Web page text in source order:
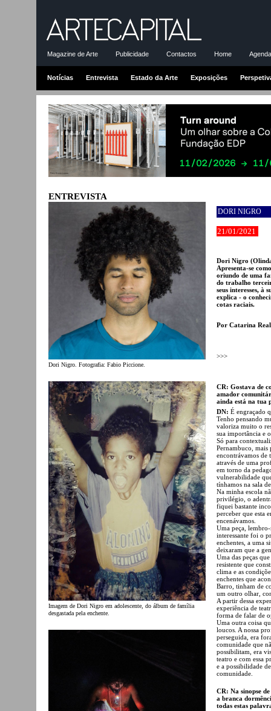
Magazine de Arte Publicidade Contactos Home
Notícias Entrevista Estado da Arte Exposições
ENTREVISTA
Dori Nigro. Fotografia: Fabio Piccione.
Imagem de Dori Nigro em adolescente, do álbum de família
desgastada pela enchente.
DORI NIGRO
21/01/2021
Dori Nigro
Apresenta-se
oriundo de uma
do trabalho
seus interesses, à
explica - o
cotas raciais.
Por Catarina Real
>>>
CR: Gostava de
amador
ainda está na tua
DN: É engraçado
Tenho pensando
valoriza muito o
sua importância e
Só para
Pernambuco, mais
encontrávamos de
através de uma
em torno da
vulnerabilidade
tínhamos na sala
Na minha escola
privilégio, o
fiquei bastante
perceber que esta
encenávamos.
Uma peça,
interessante foi o
enchentes, a uma
deixaram que a
Uma das peças
resistente que
clima e as
enchentes que
Barro, tinham de
um outro olhar,
A partir dessa
experiência de
forma de falar de
Uma outra coisa
loucos. A nossa
perseguida, era
comunidade que
possibilitam, era
teatro e com essa
e a possibilidade
comunidade.
CR: Na sinopse
a branca
todas estas